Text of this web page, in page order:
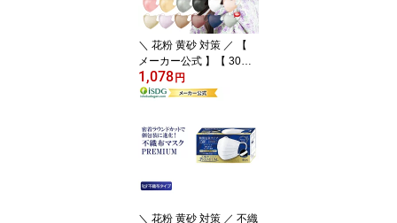
＼ 花粉 黄砂 対策 ／ 【
メーカー公式 】【 30枚
入 】立体型スパンレース
不織布カラーマスク / 女
レージュ マスク 淡色マ
スク 不織布 立体 カラー
マスク ISDG 立体型マス
マスク SPUN MASK 立
源
1,078 円
＼ 花粉 黄砂 対策 ／ 不織